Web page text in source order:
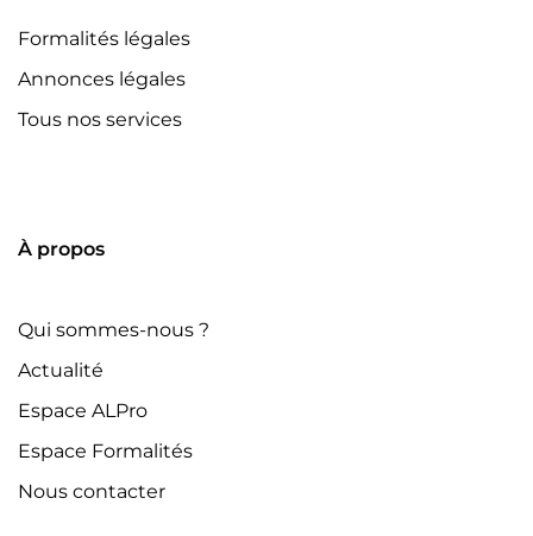
Formalités légales
Annonces légales
Tous nos services
À propos
Qui sommes-nous ?
Actualité
Espace ALPro
Espace Formalités
Nous contacter